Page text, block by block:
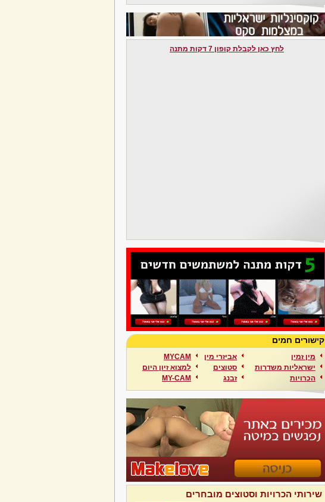
לחץ כאן לקבלת קופון 7 דקות מתנה
קישורים חמים
מין זמין
ישראליות משדרות
הכרויות
אביזרי מין
סטוצים
זבנג
MYCAM
למצוא זיון היום
MY-CAM
שירותי הכרויות וסטוצים מובחרים